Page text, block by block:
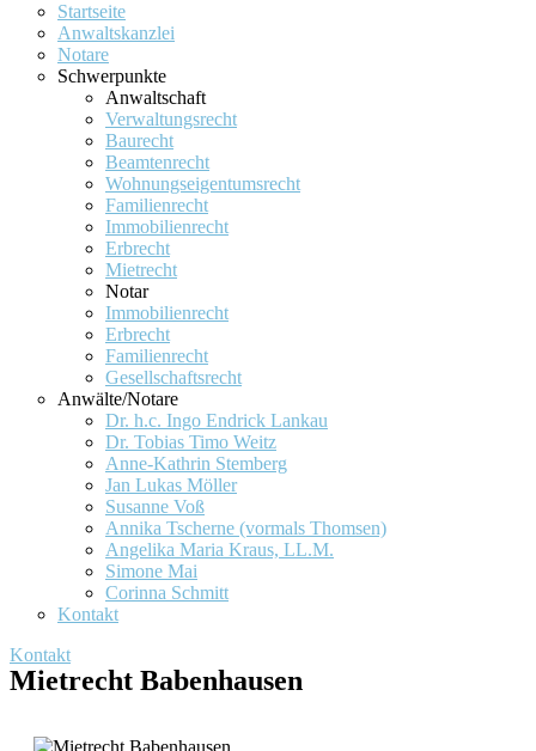
Startseite
Anwaltskanzlei
Notare
Schwerpunkte
Anwaltschaft
Verwaltungsrecht
Baurecht
Beamtenrecht
Wohnungseigentumsrecht
Familienrecht
Immobilienrecht
Erbrecht
Mietrecht
Notar
Immobilienrecht
Erbrecht
Familienrecht
Gesellschaftsrecht
Anwälte/Notare
Dr. h.c. Ingo Endrick Lankau
Dr. Tobias Timo Weitz
Anne-Kathrin Stemberg
Jan Lukas Möller
Susanne Voß
Annika Tscherne (vormals Thomsen)
Angelika Maria Kraus, LL.M.
Simone Mai
Corinna Schmitt
Kontakt
Kontakt
Mietrecht Babenhausen